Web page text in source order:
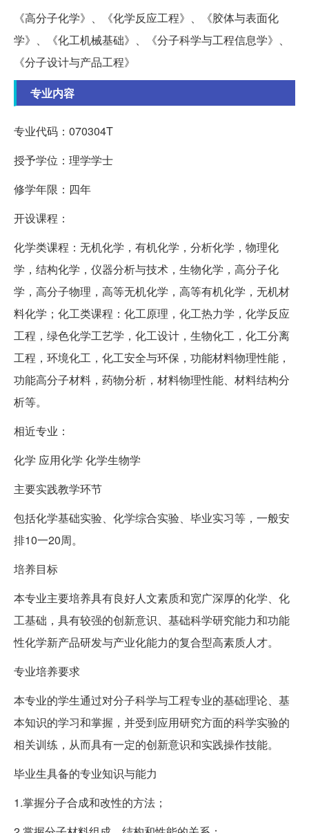
《高分子化学》、《化学反应工程》、《胶体与表面化
学》、《化工机械基础》、《分子科学与工程信息学》、
《分子设计与产品工程》
专业内容
专业代码：070304T
授予学位：理学学士
修学年限：四年
开设课程：
化学类课程：无机化学，有机化学，分析化学，物理化
学，结构化学，仪器分析与技术，生物化学，高分子化
学，高分子物理，高等无机化学，高等有机化学，无机材
料化学；化工类课程：化工原理，化工热力学，化学反应
工程，绿色化学工艺学，化工设计，生物化工，化工分离
工程，环境化工，化工安全与环保，功能材料物理性能，
功能高分子材料，药物分析，材料物理性能、材料结构分
析等。
相近专业：
化学 应用化学 化学生物学
主要实践教学环节
包括化学基础实验、化学综合实验、毕业实习等，一般安
排10一20周。
培养目标
本专业主要培养具有良好人文素质和宽广深厚的化学、化
工基础，具有较强的创新意识、基础科学研究能力和功能
性化学新产品研发与产业化能力的复合型高素质人才。
专业培养要求
本专业的学生通过对分子科学与工程专业的基础理论、基
本知识的学习和掌握，并受到应用研究方面的科学实验的
相关训练，从而具有一定的创新意识和实践操作技能。
毕业生具备的专业知识与能力
1.掌握分子合成和改性的方法；